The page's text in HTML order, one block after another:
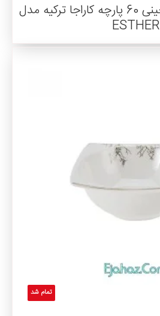
سرویس غذاخوری چینی 60 پارچه کاراجا ترکیه مدل
ESTHER
تمام شد